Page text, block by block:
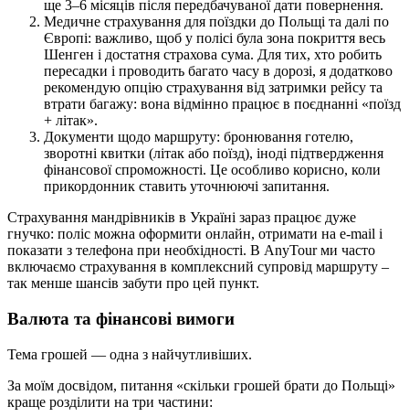
ще 3–6 місяців після передбачуваної дати повернення.
Медичне страхування для поїздки до Польщі та далі по
Європі: важливо, щоб у полісі була зона покриття весь
Шенген і достатня страхова сума. Для тих, хто робить
пересадки і проводить багато часу в дорозі, я додатково
рекомендую опцію страхування від затримки рейсу та
втрати багажу: вона відмінно працює в поєднанні «поїзд
+ літак».
Документи щодо маршруту: бронювання готелю,
зворотні квитки (літак або поїзд), іноді підтвердження
фінансової спроможності. Це особливо корисно, коли
прикордонник ставить уточнюючі запитання.
Страхування мандрівників в Україні зараз працює дуже
гнучко: поліс можна оформити онлайн, отримати на e-mail і
показати з телефона при необхідності. В AnyTour ми часто
включаємо страхування в комплексний супровід маршруту –
так менше шансів забути про цей пункт.
Валюта та фінансові вимоги
Тема грошей — одна з найчутливіших.
За моїм досвідом, питання «скільки грошей брати до Польщі»
краще розділити на три частини: